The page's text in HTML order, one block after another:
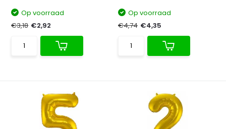
Op voorraad
€3,18 €2,92
Op voorraad
€4,74 €4,35